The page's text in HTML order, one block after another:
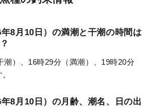
8月10日）の満潮と干潮の時間は
潮）、16時29分（満潮）、19時20分
8月10日）の月齢、潮名、日の出